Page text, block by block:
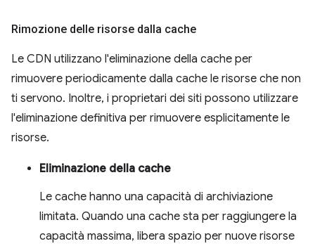
Rimozione delle risorse dalla cache
Le CDN utilizzano l'eliminazione della cache per
rimuovere periodicamente dalla cache le risorse che non
ti servono. Inoltre, i proprietari dei siti possono utilizzare
l'eliminazione definitiva per rimuovere esplicitamente le
risorse.
Eliminazione della cache
Le cache hanno una capacità di archiviazione
limitata. Quando una cache sta per raggiungere la
capacità massima, libera spazio per nuove risorse